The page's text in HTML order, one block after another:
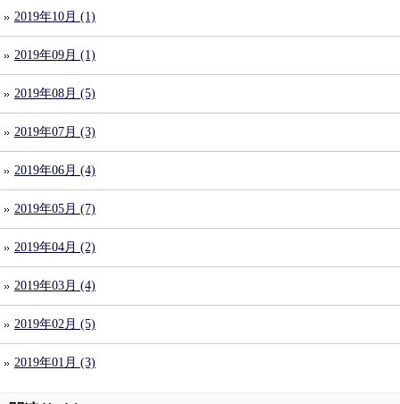
2019年10月 (1)
2019年09月 (1)
2019年08月 (5)
2019年07月 (3)
2019年06月 (4)
2019年05月 (7)
2019年04月 (2)
2019年03月 (4)
2019年02月 (5)
2019年01月 (3)